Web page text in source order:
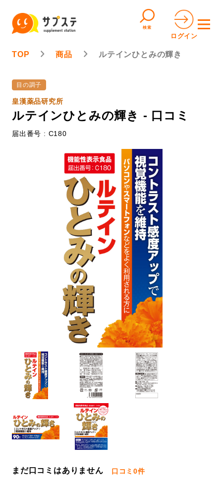
検索
ログイン
TOP 商品 ルテインひとみの輝き
目の調子
皇漢薬品研究所
ルテインひとみの輝き - 口コミ
届出番号 : C180
まだ口コミはありません 口コミ0件